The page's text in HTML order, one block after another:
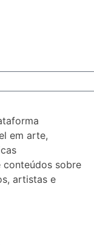
em arte,
conteúdos sobre
artistas e